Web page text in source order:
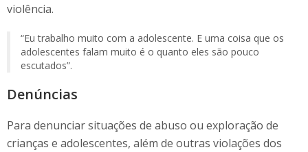
violência.
“Eu trabalho muito com a adolescente. E uma coisa que os
adolescentes falam muito é o quanto eles são pouco
escutados”.
Denúncias
Para denunciar situações de abuso ou exploração de
crianças e adolescentes, além de outras violações dos